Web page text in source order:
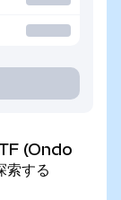
(Ondo
する